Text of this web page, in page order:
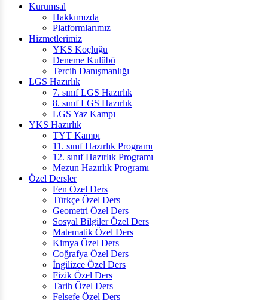
Kurumsal
Hakkımızda
Platformlarımız
Hizmetlerimiz
YKS Koçluğu
Deneme Kulübü
Tercih Danışmanlığı
LGS Hazırlık
7. sınıf LGS Hazırlık
8. sınıf LGS Hazırlık
LGS Yaz Kampı
YKS Hazırlık
TYT Kampı
11. sınıf Hazırlık Programı
12. sınıf Hazırlık Programı
Mezun Hazırlık Programı
Özel Dersler
Fen Özel Ders
Türkçe Özel Ders
Geometri Özel Ders
Sosyal Bilgiler Özel Ders
Matematik Özel Ders
Kimya Özel Ders
Coğrafya Özel Ders
İngilizce Özel Ders
Fizik Özel Ders
Tarih Özel Ders
Felsefe Özel Ders